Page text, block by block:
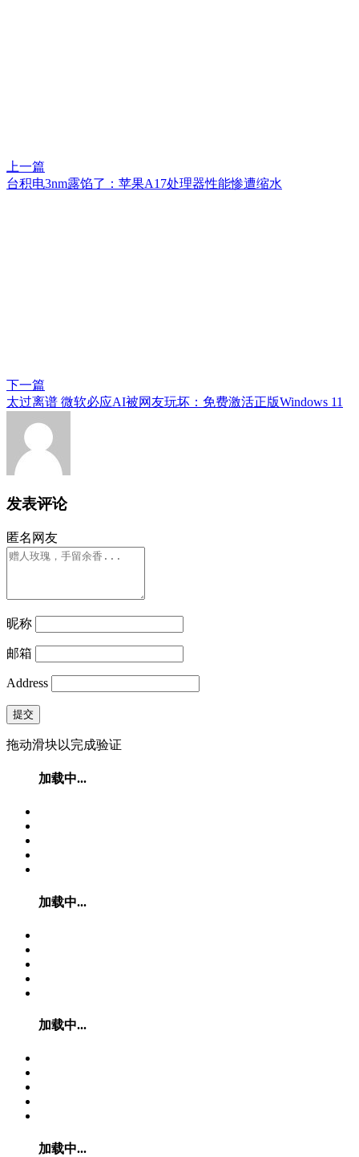
上一篇
台积电3nm露馅了：苹果A17处理器性能惨遭缩水
下一篇
太过离谱 微软必应AI被网友玩坏：免费激活正版Windows 11
发表评论
匿名网友
昵称
邮箱
Address
提交
拖动滑块以完成验证
加载中...
加载中...
加载中...
加载中...